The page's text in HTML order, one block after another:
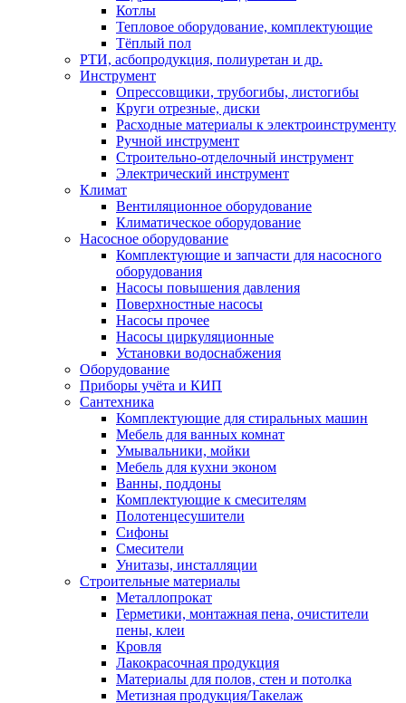
Котлы
Тепловое оборудование, комплектующие
Тёплый пол
РТИ, асбопродукция, полиуретан и др.
Инструмент
Опрессовщики, трубогибы, листогибы
Круги отрезные, диски
Расходные материалы к электроинструменту
Ручной инструмент
Строительно-отделочный инструмент
Электрический инструмент
Климат
Вентиляционное оборудование
Климатическое оборудование
Насосное оборудование
Комплектующие и запчасти для насосного
оборудования
Насосы повышения давления
Поверхностные насосы
Насосы прочее
Насосы циркуляционные
Установки водоснабжения
Оборудование
Приборы учёта и КИП
Сантехника
Комплектующие для стиральных машин
Мебель для ванных комнат
Умывальники, мойки
Мебель для кухни эконом
Ванны, поддоны
Комплектующие к смесителям
Полотенцесушители
Сифоны
Смесители
Унитазы, инсталляции
Строительные материалы
Металлопрокат
Герметики, монтажная пена, очистители
пены, клеи
Кровля
Лакокрасочная продукция
Материалы для полов, стен и потолка
Метизная продукция/Такелаж